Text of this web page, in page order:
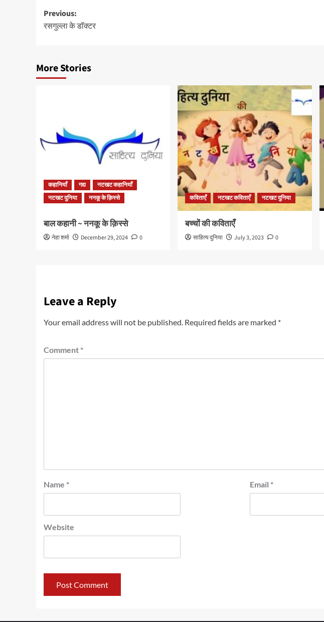
Post
navigation
Previous:
रसगुल्ला के डॉक्टर
More Stories
कहानियाँ गद्य
नटखट कहानियाँ
नटखट दुनिया
ननकू के क़िस्से
बाल कहानी ~ ननकू के क़िस्से
नेहा शर्मा December 29, 2024 0
कविताएँ नटखट कविताएँ नटखट दुनिया
बच्चों की कविताएँ
साहित्य दुनिया July 3, 2023 0
Leave a Reply
Your email address will not be published. Required fields are marked *
Comment *
Name * Email *
Website